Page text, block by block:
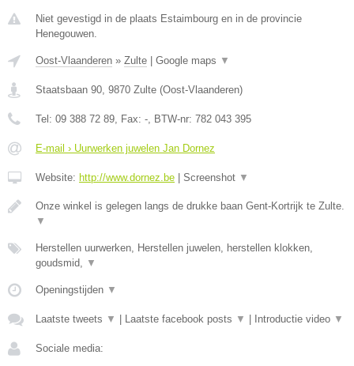
Niet gevestigd in de plaats Estaimbourg en in de provincie
Henegouwen.
Oost-Vlaanderen » Zulte Google maps ▼
Staatsbaan 90, 9870 Zulte (Oost-Vlaanderen)
Tel: 09 388 72 89, Fax: -, BTW-nr: 782 043 395
E-mail › Uurwerken juwelen Jan Dornez
Website: http://www.dornez.be Screenshot ▼
Onze winkel is gelegen langs de drukke baan Gent-Kortrijk te Zulte.
▼
Herstellen uurwerken, Herstellen juwelen, herstellen klokken,
goudsmid, ▼
Openingstijden ▼
Laatste tweets ▼ Laatste facebook posts ▼ Introductie video ▼
Sociale media: